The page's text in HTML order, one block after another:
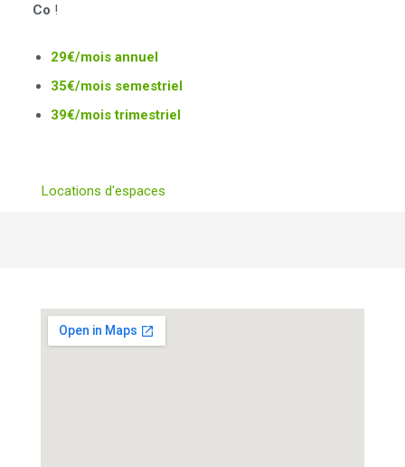
Co !
29€/mois annuel
35€/mois semestriel
39€/mois trimestriel
Locations d'espaces